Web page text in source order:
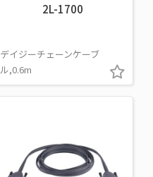
2L-1700
デイジーチェーンケーブ
ル,0.6m